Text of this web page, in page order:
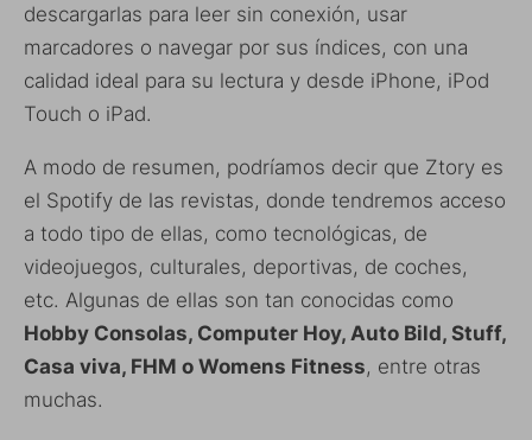
descargarlas para leer sin conexión, usar
marcadores o navegar por sus índices, con una
calidad ideal para su lectura y desde iPhone, iPod
Touch o iPad.
A modo de resumen, podríamos decir que Ztory es
el Spotify de las revistas, donde tendremos acceso
a todo tipo de ellas, como tecnológicas, de
videojuegos, culturales, deportivas, de coches,
etc. Algunas de ellas son tan conocidas como
Hobby Consolas, Computer Hoy, Auto Bild, Stuff,
Casa viva, FHM o Womens Fitness, entre otras
muchas.